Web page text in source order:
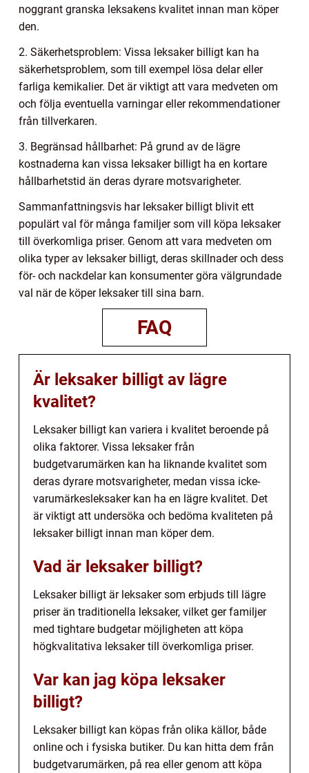
noggrant granska leksakens kvalitet innan man köper
den.
2. Säkerhetsproblem: Vissa leksaker billigt kan ha
säkerhetsproblem, som till exempel lösa delar eller
farliga kemikalier. Det är viktigt att vara medveten om
och följa eventuella varningar eller rekommendationer
från tillverkaren.
3. Begränsad hållbarhet: På grund av de lägre
kostnaderna kan vissa leksaker billigt ha en kortare
hållbarhetstid än deras dyrare motsvarigheter.
Sammanfattningsvis har leksaker billigt blivit ett
populärt val för många familjer som vill köpa leksaker
till överkomliga priser. Genom att vara medveten om
olika typer av leksaker billigt, deras skillnader och dess
för- och nackdelar kan konsumenter göra välgrundade
val när de köper leksaker till sina barn.
FAQ
Är leksaker billigt av lägre
kvalitet?
Leksaker billigt kan variera i kvalitet beroende på
olika faktorer. Vissa leksaker från
budgetvarumärken kan ha liknande kvalitet som
deras dyrare motsvarigheter, medan vissa icke-
varumärkesleksaker kan ha en lägre kvalitet. Det
är viktigt att undersöka och bedöma kvaliteten på
leksaker billigt innan man köper dem.
Vad är leksaker billigt?
Leksaker billigt är leksaker som erbjuds till lägre
priser än traditionella leksaker, vilket ger familjer
med tightare budgetar möjligheten att köpa
högkvalitativa leksaker till överkomliga priser.
Var kan jag köpa leksaker
billigt?
Leksaker billigt kan köpas från olika källor, både
online och i fysiska butiker. Du kan hitta dem från
budgetvarumärken, på rea eller genom att köpa